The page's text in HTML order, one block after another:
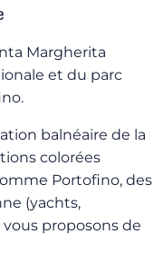
Margherita
et du parc
balnéaire de la
colorées
Portofino, des
(yachts,
proposons de